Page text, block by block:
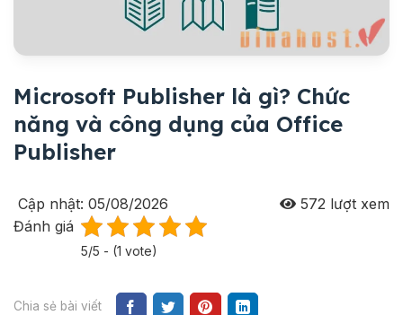
Microsoft Publisher là gì? Chức
năng và công dụng của Office
Publisher
Cập nhật: 05/08/2026 572 lượt xem
Đánh giá
5/5 - (1 vote)
Chia sẻ bài viết